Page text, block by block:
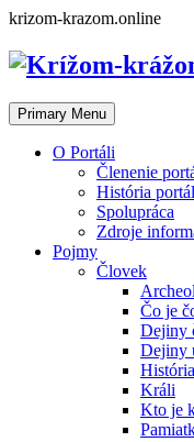
Skip
content
krizom-krazom.online
Primary Menu
O Portáli
Členenie
História
Spolupráca
Zdroje
Pojmy
Človek
Čo je
Dejiny
Dejiny
Králi
Kto je